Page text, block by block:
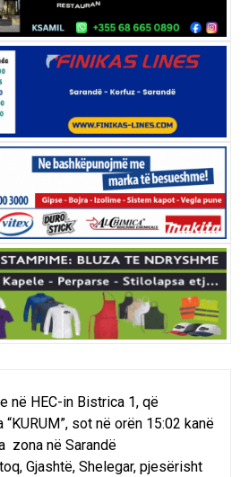
në HEC-in Bistrica 1, që
sot në orën 15:02 kanë
zona në Sarandë
Gjashtë, Shelegar, pjesërisht